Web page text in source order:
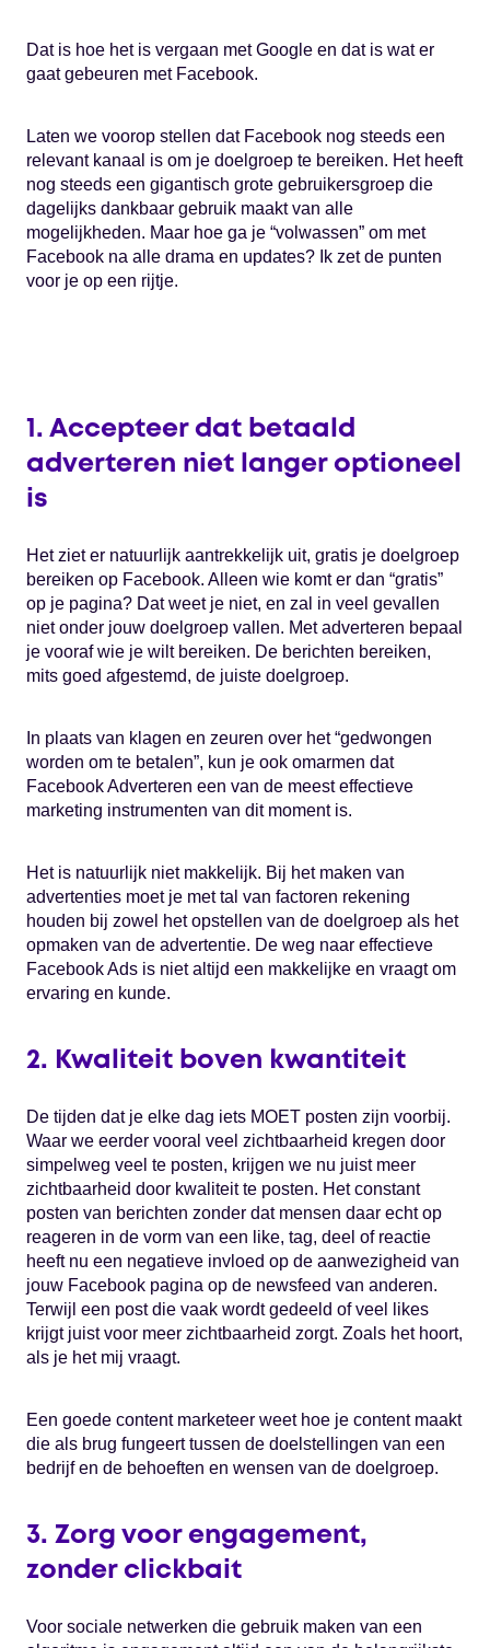
Dat is hoe het is vergaan met Google en dat is wat er
gaat gebeuren met Facebook.
Laten we voorop stellen dat Facebook nog steeds een
relevant kanaal is om je doelgroep te bereiken. Het heeft
nog steeds een gigantisch grote gebruikersgroep die
dagelijks dankbaar gebruik maakt van alle
mogelijkheden. Maar hoe ga je “volwassen” om met
Facebook na alle drama en updates? Ik zet de punten
voor je op een rijtje.
1. Accepteer dat betaald
adverteren niet langer optioneel
is
Het ziet er natuurlijk aantrekkelijk uit, gratis je doelgroep
bereiken op Facebook. Alleen wie komt er dan “gratis”
op je pagina? Dat weet je niet, en zal in veel gevallen
niet onder jouw doelgroep vallen. Met adverteren bepaal
je vooraf wie je wilt bereiken. De berichten bereiken,
mits goed afgestemd, de juiste doelgroep.
In plaats van klagen en zeuren over het “gedwongen
worden om te betalen”, kun je ook omarmen dat
Facebook Adverteren een van de meest effectieve
marketing instrumenten van dit moment is.
Het is natuurlijk niet makkelijk. Bij het maken van
advertenties moet je met tal van factoren rekening
houden bij zowel het opstellen van de doelgroep als het
opmaken van de advertentie. De weg naar effectieve
Facebook Ads is niet altijd een makkelijke en vraagt om
ervaring en kunde.
2. Kwaliteit boven kwantiteit
De tijden dat je elke dag iets MOET posten zijn voorbij.
Waar we eerder vooral veel zichtbaarheid kregen door
simpelweg veel te posten, krijgen we nu juist meer
zichtbaarheid door kwaliteit te posten. Het constant
posten van berichten zonder dat mensen daar echt op
reageren in de vorm van een like, tag, deel of reactie
heeft nu een negatieve invloed op de aanwezigheid van
jouw Facebook pagina op de newsfeed van anderen.
Terwijl een post die vaak wordt gedeeld of veel likes
krijgt juist voor meer zichtbaarheid zorgt. Zoals het hoort,
als je het mij vraagt.
Een goede content marketeer weet hoe je content maakt
die als brug fungeert tussen de doelstellingen van een
bedrijf en de behoeften en wensen van de doelgroep.
3. Zorg voor engagement,
zonder clickbait
Voor sociale netwerken die gebruik maken van een